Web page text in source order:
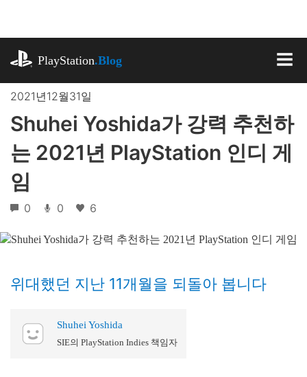
로
뛰
PlayStation.Blog
2021년12월31일
Shuhei Yoshida가 강력 추천하
는 2021년 PlayStation 인디 게
임
0 0 6
위대했던 지난 11개월을 되돌아 봅니다
Shuhei Yoshida
SIE의 PlayStation Indies 책임자